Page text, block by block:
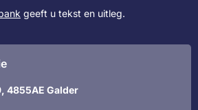
geeft u tekst en uitleg.
4855AE Galder